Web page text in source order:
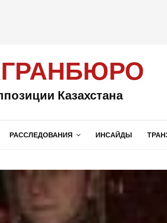
Казахстана
РАССЛЕДОВАНИЯ ИНСАЙДЫ